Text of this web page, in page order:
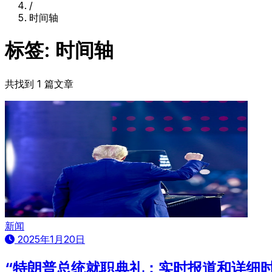
/
时间轴
标签: 时间轴
共找到 1 篇文章
新闻
2025年1月20日
“特朗普总统就职典礼：实时报道和详细